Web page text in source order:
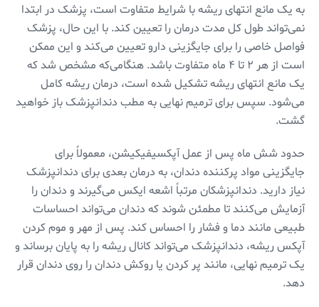
به یک مانع انتهای ریشه با شرایط متفاوت است، پزشک در ابتدا
نمی‌تواند طول کل مدت درمان را تعیین کند. با این حال، پزشک
فواصل خاصی را برای جایگزینی دارو تعیین می‌کند و این ممکن
است از هر ۲ تا ۴ ماه متفاوت باشد. هنگامی‌که مشخص شد که
یک مانع انتهای ریشه تشکیل شده است، درمان ریشه کامل
می‌شود. سپس برای ترمیم نهایی به مطب دندانپزشک باز خواهید
گشت.
حدود شش ماه پس از عمل آپکسیفیکیشن، معمولاً برای
جایگزینی مواد پرکننده دندان، به درمان بعدی برای دندانپزشک
نیاز دارید. دندانپزشکان مرتباً اشعه ایکس می‌گیرند و دندان را
آزمایش می‌کنند تا مطمئن شوند که دندان می‌تواند احساسات
طبیعی مانند دما و فشار را احساس کند. پس از مهر و موم کردن
آپکس ریشه، دندانپزشک می‌تواند کانال ریشه را به پایان برساند و
یک ترمیم نهایی، مانند پر کردن یا روکش دندان را روی دندان قرار
دهد.